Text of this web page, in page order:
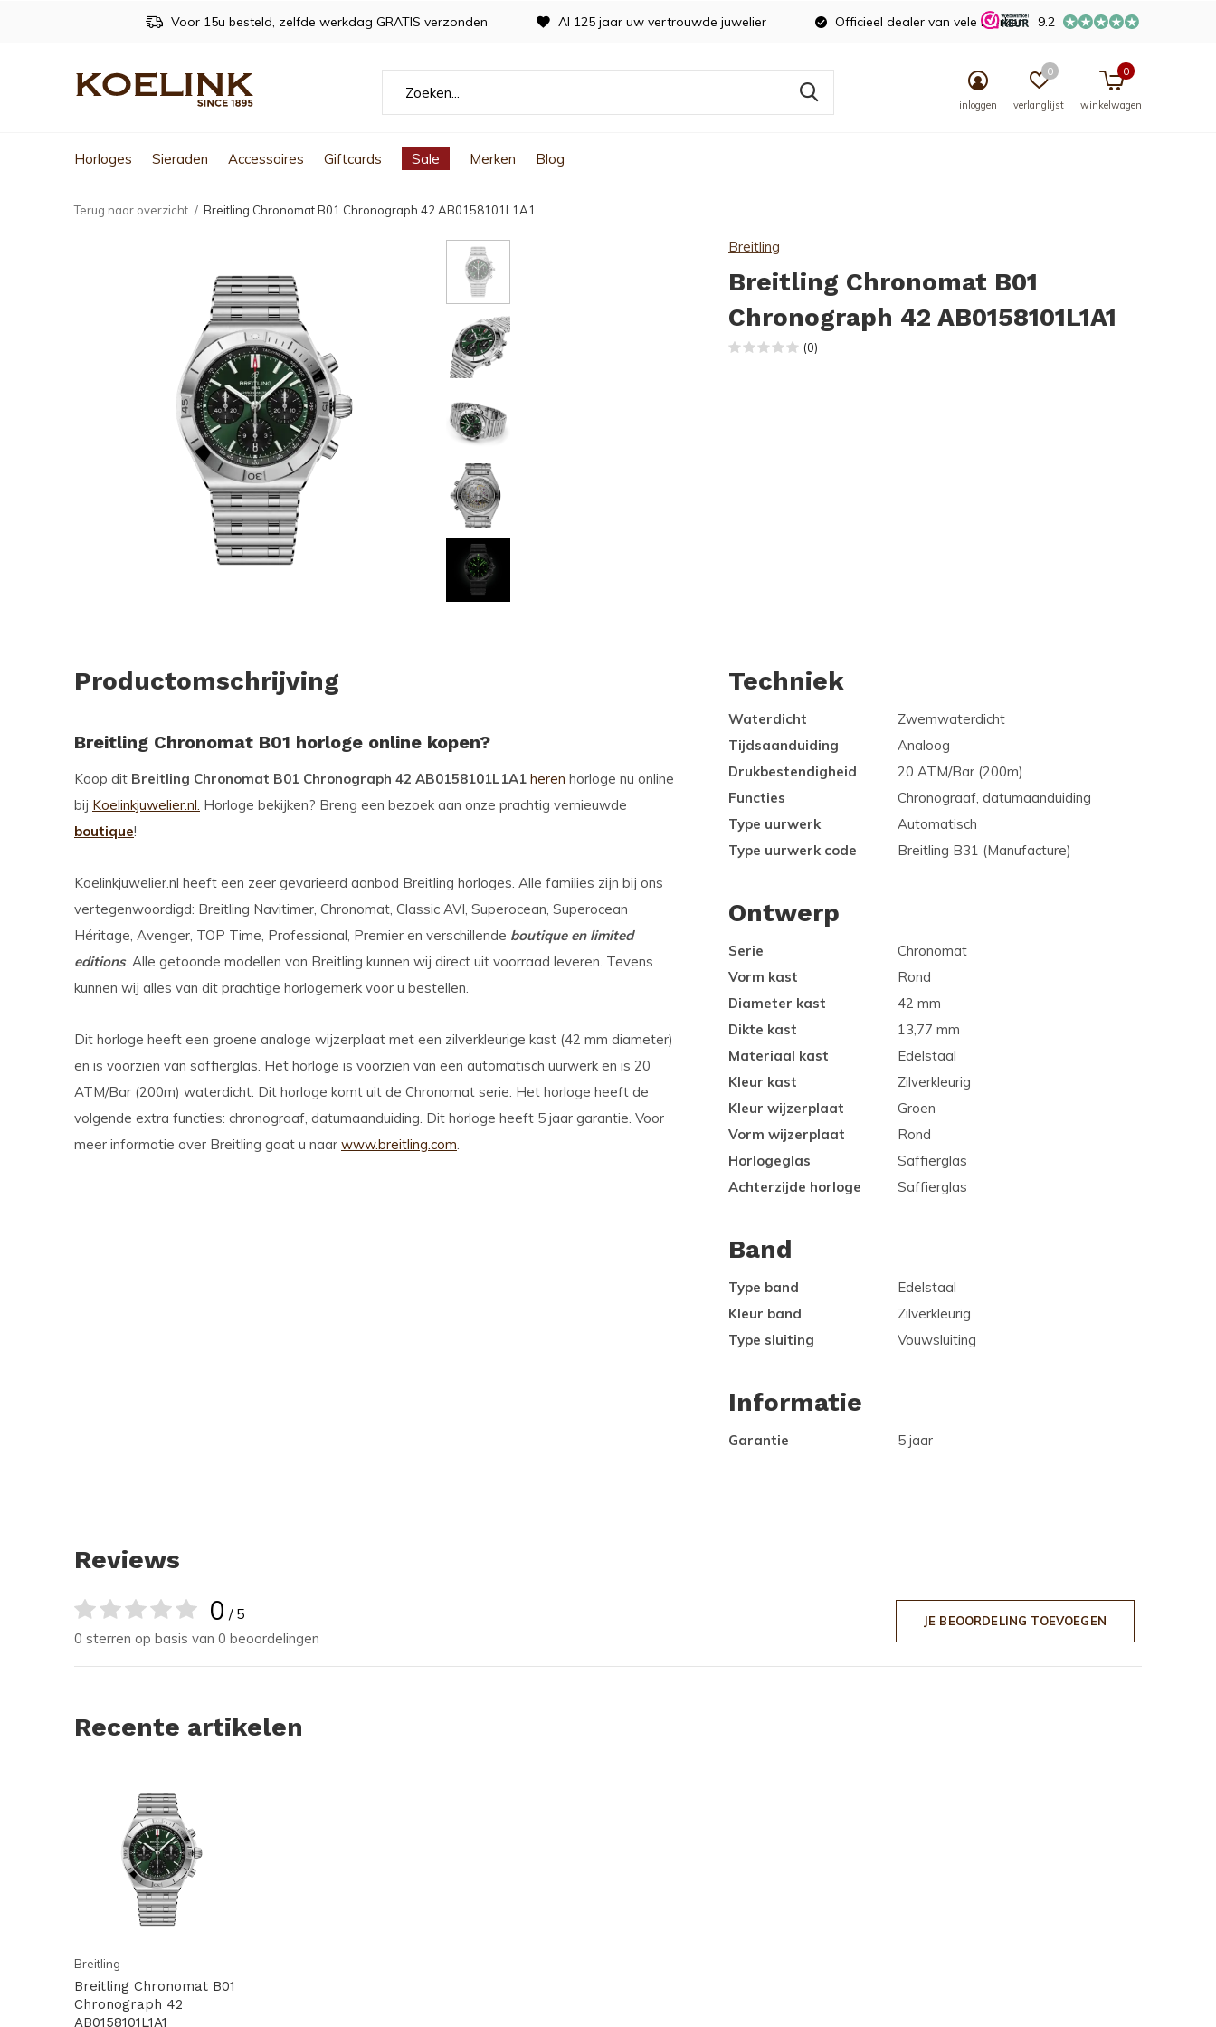
Horloges Sieraden Accessoires Giftcards Sale Merken Blog
inloggen verlanglijst
0
winkelwagen
0
Voor 15u besteld, zelfde werkdag GRATIS verzonden Al 125 jaar uw vertrouwde juwelier Officieel dealer van vele merken 9.2
Terug naar overzicht Breitling Chronomat B01 Chronograph 42 AB0158101L1A1
Breitling
Breitling Chronomat B01
Chronograph 42 AB0158101L1A1
(0)
Productomschrijving
Breitling Chronomat B01 horloge online kopen?
Koop dit Breitling Chronomat B01 Chronograph 42 AB0158101L1A1 heren horloge nu online
bij Koelinkjuwelier.nl. Horloge bekijken? Breng een bezoek aan onze prachtig vernieuwde
boutique!
Koelinkjuwelier.nl heeft een zeer gevarieerd aanbod Breitling horloges. Alle families zijn bij ons
vertegenwoordigd: Breitling Navitimer, Chronomat, Classic AVI, Superocean, Superocean
Héritage, Avenger, TOP Time, Professional, Premier en verschillende boutique en limited
editions. Alle getoonde modellen van Breitling kunnen wij direct uit voorraad leveren. Tevens
kunnen wij alles van dit prachtige horlogemerk voor u bestellen.
Dit horloge heeft een groene analoge wijzerplaat met een zilverkleurige kast (42 mm diameter)
en is voorzien van saffierglas. Het horloge is voorzien van een automatisch uurwerk en is 20
ATM/Bar (200m) waterdicht. Dit horloge komt uit de Chronomat serie. Het horloge heeft de
volgende extra functies: chronograaf, datumaanduiding. Dit horloge heeft 5 jaar garantie. Voor
meer informatie over Breitling gaat u naar www.breitling.com.
Techniek
Waterdicht
Zwemwaterdicht
Tijdsaanduiding
Analoog
Drukbestendigheid
20 ATM/Bar (200m)
Functies
Chronograaf, datumaanduiding
Type uurwerk
Automatisch
Type uurwerk code
Breitling B31 (Manufacture)
Ontwerp
Serie
Chronomat
Vorm kast
Rond
Diameter kast
42 mm
Dikte kast
13,77 mm
Materiaal kast
Edelstaal
Kleur kast
Zilverkleurig
Kleur wijzerplaat
Groen
Vorm wijzerplaat
Rond
Horlogeglas
Saffierglas
Achterzijde horloge
Saffierglas
Band
Type band
Edelstaal
Kleur band
Zilverkleurig
Type sluiting
Vouwsluiting
Informatie
Garantie 5 jaar
Reviews
0 / 5
0 sterren op basis van 0 beoordelingen
JE BEOORDELING TOEVOEGEN
Recente artikelen
Breitling
Breitling Chronomat B01
Chronograph 42
AB0158101L1A1